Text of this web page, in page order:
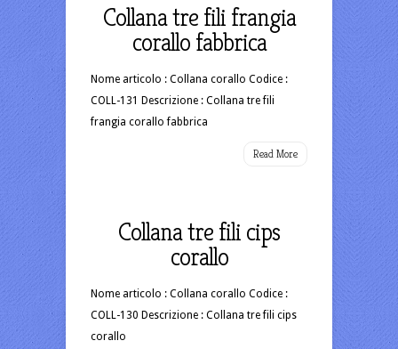
Collana tre fili frangia
corallo fabbrica
Nome articolo : Collana corallo Codice :
COLL-131 Descrizione : Collana tre fili
frangia corallo fabbrica
Read More
Collana tre fili cips
corallo
Nome articolo : Collana corallo Codice :
COLL-130 Descrizione : Collana tre fili cips
corallo